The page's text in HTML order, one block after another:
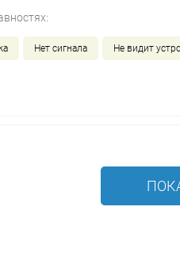
Нет сигнала Не видит